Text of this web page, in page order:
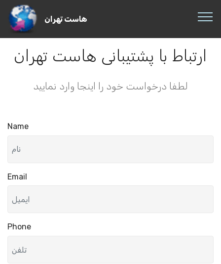
هاست تهران
ارتباط با پشتیبانی هاست تهران
لطفا درخواست خود را اینجا وارد نمایید
Name
Email
Phone